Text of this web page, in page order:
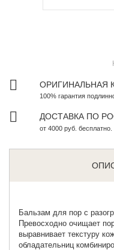
ОРИГИНАЛЬНАЯ
100% гарантия
ДОСТАВКА ПО
от 4000 руб.
Бальзам для пор с
Превосходно очищает
выравнивает текстуру
обладательниц